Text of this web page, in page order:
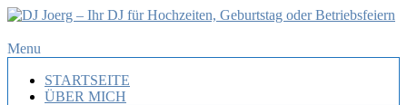
DJ
Menu
STARTSEITE
ÜBER MICH